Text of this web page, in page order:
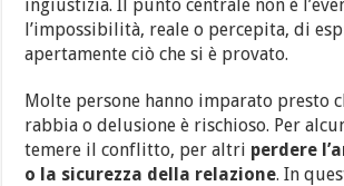
ingiustizia. Il punto centrale non è
l’impossibilità, reale o percepita, di
apertamente ciò che si è provato.
Molte persone hanno imparato presto
rabbia o delusione è rischioso. Per
temere il conflitto, per altri perdere
o la sicurezza della relazione. In